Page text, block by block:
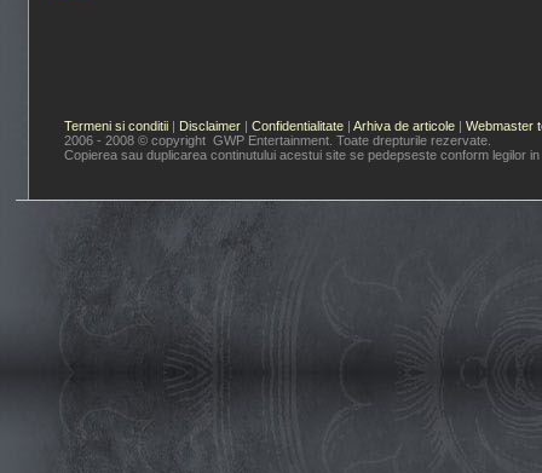
Termeni si conditii | Disclaimer | Confidentialitate | Arhiva de articole | Webmaster
2006 - 2008 © copyright GWP Entertainment. Toate drepturile rezervate.
Copierea sau duplicarea continutului acestui site se pedepseste conform legilor